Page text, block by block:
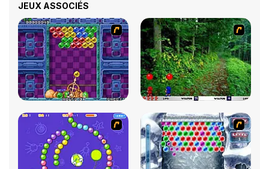
JEUX ASSOCIÉS